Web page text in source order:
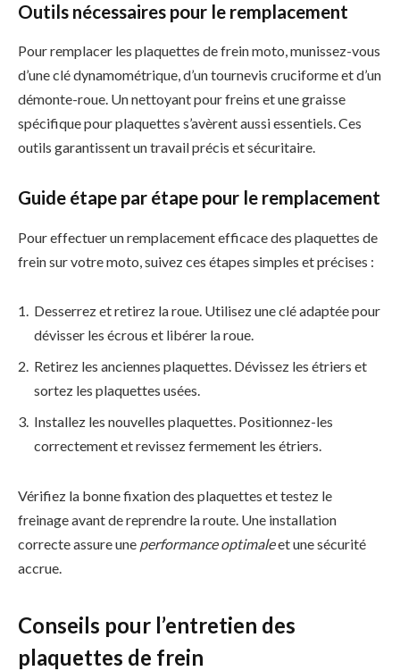
Outils nécessaires pour le remplacement
Pour remplacer les plaquettes de frein moto, munissez-vous
d’une clé dynamométrique, d’un tournevis cruciforme et d’un
démonte-roue. Un nettoyant pour freins et une graisse
spécifique pour plaquettes s’avèrent aussi essentiels. Ces
outils garantissent un travail précis et sécuritaire.
Guide étape par étape pour le remplacement
Pour effectuer un remplacement efficace des plaquettes de
frein sur votre moto, suivez ces étapes simples et précises :
Desserrez et retirez la roue. Utilisez une clé adaptée pour
dévisser les écrous et libérer la roue.
Retirez les anciennes plaquettes. Dévissez les étriers et
sortez les plaquettes usées.
Installez les nouvelles plaquettes. Positionnez-les
correctement et revissez fermement les étriers.
Vérifiez la bonne fixation des plaquettes et testez le
freinage avant de reprendre la route. Une installation
correcte assure une performance optimaleet une sécurité
accrue.
Conseils pour l’entretien des
plaquettes de frein